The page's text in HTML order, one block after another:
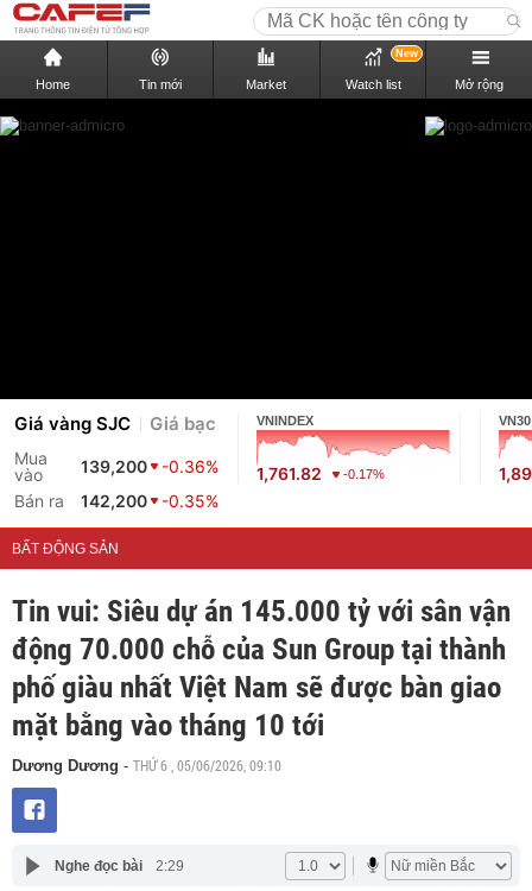
Home Tin mới Market Watch list
New
Mở rộng
Giá vàng SJC Giá bạc
Mua
vào
139,200
-0.36%
Bán ra
142,200 -0.35%
VNINDEX
1,761.82 -0.17%
VN30
BẤT ĐỘNG SẢN
Tin vui: Siêu dự án 145.000 tỷ với sân vận
động 70.000 chỗ của Sun Group tại thành
phố giàu nhất Việt Nam sẽ được bàn giao
mặt bằng vào tháng 10 tới
Dương Dương - THỨ 6 , 05/06/2026, 09:10
Nghe đọc bài 2:29